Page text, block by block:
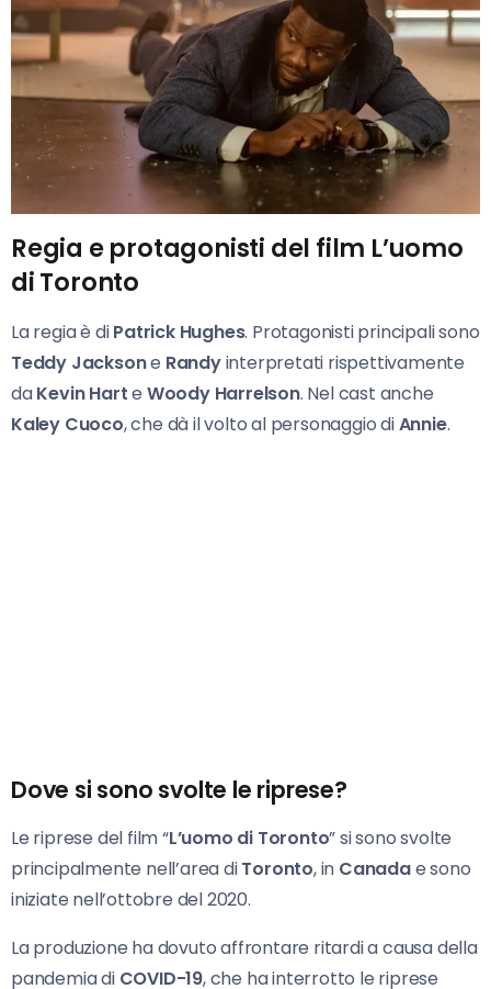
Regia e protagonisti del film L’uomo
di Toronto
La regia è diPatrick Hughes. Protagonisti principali sono
Teddy Jacksone Randyinterpretati rispettivamente
daKevin Harte Woody Harrelson. Nel cast anche
Kaley Cuoco, che dà il volto al personaggio diAnnie.
Dove si sono svolte le riprese?
Le riprese del film “L’uomo di Toronto” si sono svolte
principalmente nell’area diToronto, in Canadae sono
iniziate nell’ottobre del 2020.
La produzione ha dovuto affrontare ritardi a causa della
pandemia di COVID-19, che ha interrotto le riprese